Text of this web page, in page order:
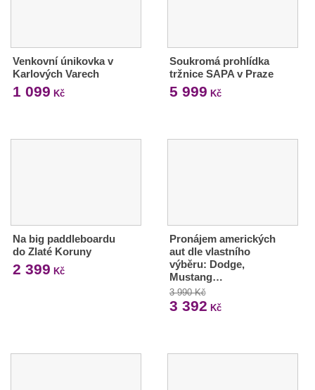
Venkovní únikovka v
Karlových Varech
1 099 Kč
Soukromá prohlídka
tržnice SAPA v Praze
5 999 Kč
Na big paddleboardu
do Zlaté Koruny
2 399 Kč
Pronájem amerických
aut dle vlastního
výběru: Dodge,
Mustang…
3 990 Kč
3 392 Kč